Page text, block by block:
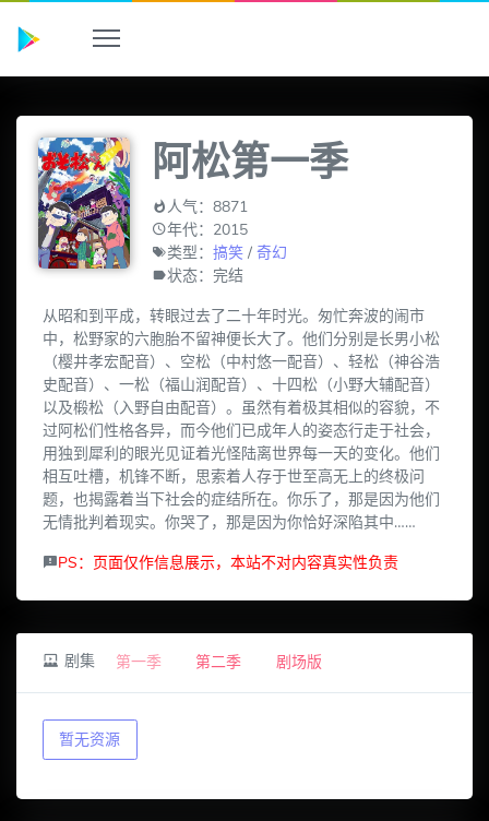
阿松第一季
人气：8871
年代：2015
类型：搞笑 /奇幻
状态：完结
从昭和到平成，转眼过去了二十年时光。匆忙奔波的闹市
中，松野家的六胞胎不留神便长大了。他们分别是长男小松
（樱井孝宏配音）、空松（中村悠一配音）、轻松（神谷浩
史配音）、一松（福山润配音）、十四松（小野大辅配音）
以及椴松（入野自由配音）。虽然有着极其相似的容貌，不
过阿松们性格各异，而今他们已成年人的姿态行走于社会，
用独到犀利的眼光见证着光怪陆离世界每一天的变化。他们
相互吐槽，机锋不断，思索着人存于世至高无上的终极问
题，也揭露着当下社会的症结所在。你乐了，那是因为他们
无情批判着现实。你哭了，那是因为你恰好深陷其中……
PS：页面仅作信息展示，本站不对内容真实性负责
剧集 第一季 第二季 剧场版
暂无资源